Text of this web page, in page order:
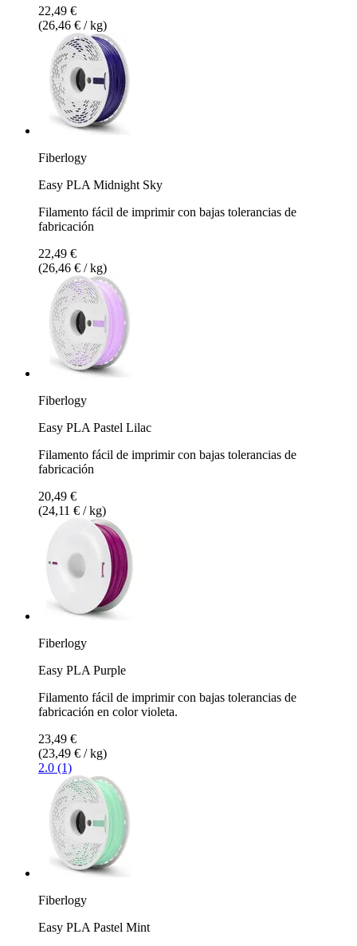
22,49 €
(26,46 € / kg)
Fiberlogy
Easy PLA Midnight Sky
Filamento fácil de imprimir con bajas tolerancias de
fabricación
22,49 €
(26,46 € / kg)
Fiberlogy
Easy PLA Pastel Lilac
Filamento fácil de imprimir con bajas tolerancias de
fabricación
20,49 €
(24,11 € / kg)
Fiberlogy
Easy PLA Purple
Filamento fácil de imprimir con bajas tolerancias de
fabricación en color violeta.
23,49 €
(23,49 € / kg)
2.0 (1)
Fiberlogy
Easy PLA Pastel Mint